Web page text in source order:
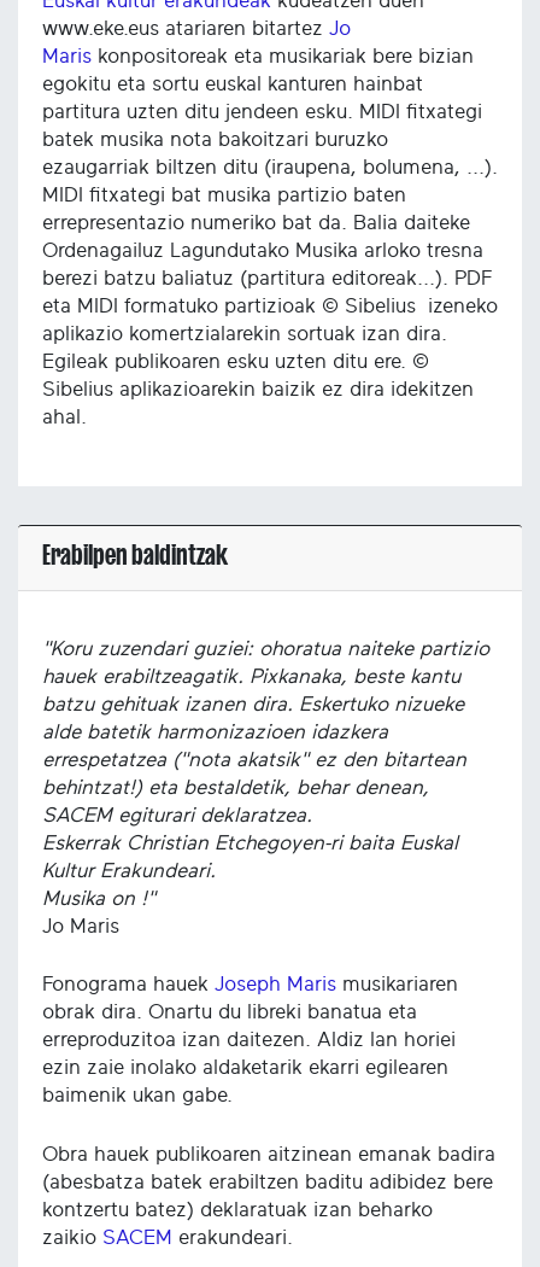
www.eke.eus atariaren bitartez Jo
Maris konpositoreak eta musikariak bere bizian
egokitu eta sortu euskal kanturen hainbat
partitura uzten ditu jendeen esku. MIDI fitxategi
batek musika nota bakoitzari buruzko
ezaugarriak biltzen ditu (iraupena, bolumena, ...).
MIDI fitxategi bat musika partizio baten
errepresentazio numeriko bat da. Balia daiteke
Ordenagailuz Lagundutako Musika arloko tresna
berezi batzu baliatuz (partitura editoreak...). PDF
eta MIDI formatuko partizioak © Sibelius izeneko
aplikazio komertzialarekin sortuak izan dira.
Egileak publikoaren esku uzten ditu ere. ©
Sibelius aplikazioarekin baizik ez dira idekitzen
ahal.
Erabilpen baldintzak
"Koru zuzendari guziei: ohoratua naiteke partizio
hauek erabiltzeagatik. Pixkanaka, beste kantu
batzu gehituak izanen dira. Eskertuko nizueke
alde batetik harmonizazioen idazkera
errespetatzea ("nota akatsik" ez den bitartean
behintzat!) eta bestaldetik, behar denean,
SACEM egiturari deklaratzea.
Eskerrak Christian Etchegoyen-ri baita Euskal
Kultur Erakundeari.
Musika on !"
Jo Maris
Fonograma hauek Joseph Maris musikariaren
obrak dira. Onartu du libreki banatua eta
erreproduzitoa izan daitezen. Aldiz lan horiei
ezin zaie inolako aldaketarik ekarri egilearen
baimenik ukan gabe.
Obra hauek publikoaren aitzinean emanak badira
(abesbatza batek erabiltzen baditu adibidez bere
kontzertu batez) deklaratuak izan beharko
zaikio SACEM erakundeari.